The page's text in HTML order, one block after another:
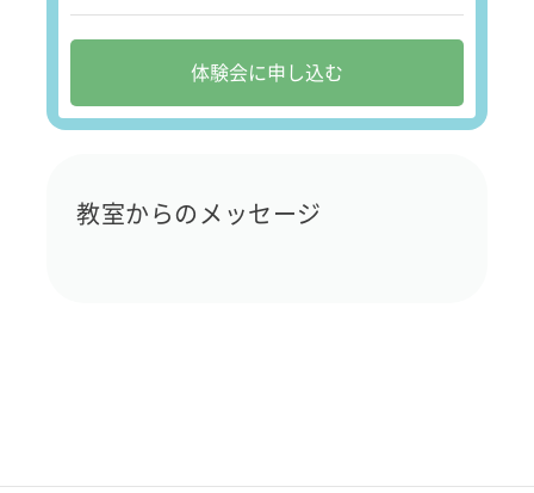
体験会に申し込む
教室からのメッセージ